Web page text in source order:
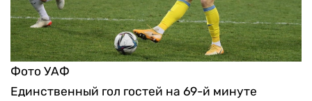
Фото УАФ
Единственный гол гостей на 69-й минуте